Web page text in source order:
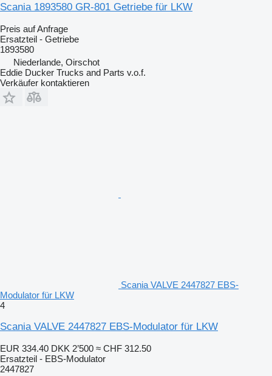
Scania 1893580 GR-801 Getriebe für LKW
Preis auf Anfrage
Ersatzteil - Getriebe
1893580
Niederlande, Oirschot
Eddie Ducker Trucks and Parts v.o.f.
Verkäufer kontaktieren
Scania VALVE 2447827 EBS-
Modulator für LKW
4
Scania VALVE 2447827 EBS-Modulator für LKW
EUR 334.40 DKK 2’500 ≈ CHF 312.50
Ersatzteil - EBS-Modulator
2447827